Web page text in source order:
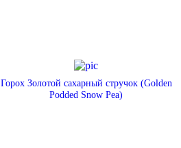
Горох Золотой сахарный стручок (Golden
Podded Snow Pea)